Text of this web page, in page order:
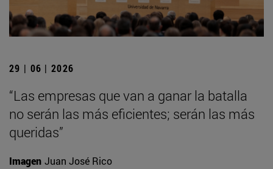
29 | 06 | 2026
“Las empresas que van a ganar la batalla
no serán las más eficientes; serán las más
queridas”
Imagen Juan José Rico